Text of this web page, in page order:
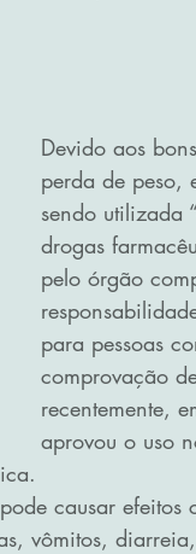
Devido aos
perda de peso,
sendo utilizada
drogas
pelo órgão
para pessoas
comprovação
recentemente,
aprovou o uso
causar efeitos
vômitos,